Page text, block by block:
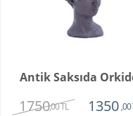
Antik Saksıda
1750,00 TL 1350 ,00